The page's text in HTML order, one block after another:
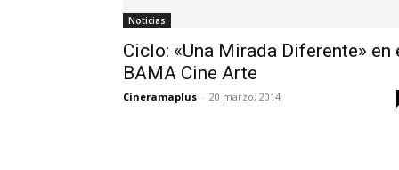
Noticias
Ciclo: «Una Mirada Diferente» en
BAMA Cine Arte
Cineramaplus - 20 marzo, 2014